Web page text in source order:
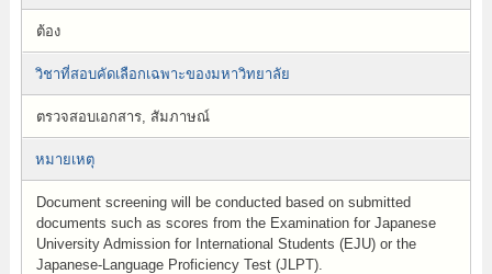
ต้อง
วิชาที่สอบคัดเลือกเฉพาะของมหาวิทยาลัย
ตรวจสอบเอกสาร, สัมภาษณ์
หมายเหตุ
Document screening will be conducted based on submitted
documents such as scores from the Examination for Japanese
University Admission for International Students (EJU) or the
Japanese-Language Proficiency Test (JLPT).